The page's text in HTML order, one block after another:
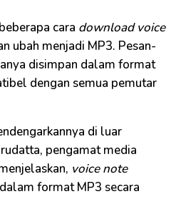
cara download voice
ubah menjadi MP3. Pesan-
disimpan dalam format
dengan semua pemutar
di luar
pengamat media
voice note
format MP3 secara